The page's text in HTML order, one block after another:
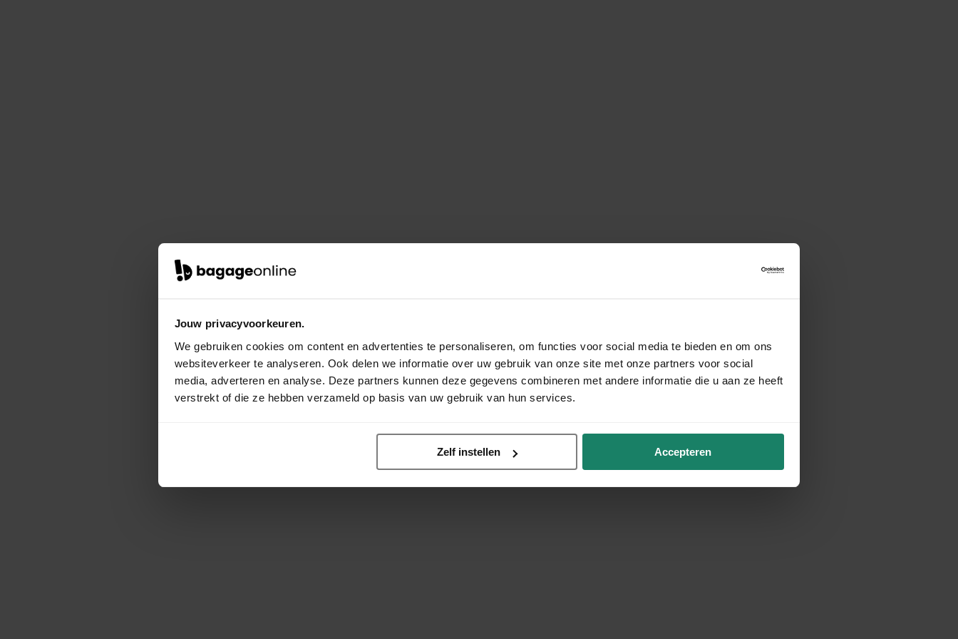
Jouw privacyvoorkeuren.
We gebruiken cookies om content en advertenties te personaliseren, om functies voor social media te bieden en om ons
websiteverkeer te analyseren. Ook delen we informatie over uw gebruik van onze site met onze partners voor social
media, adverteren en analyse. Deze partners kunnen deze gegevens combineren met andere informatie die u aan ze heeft
verstrekt of die ze hebben verzameld op basis van uw gebruik van hun services.
Zelf instellen Accepteren